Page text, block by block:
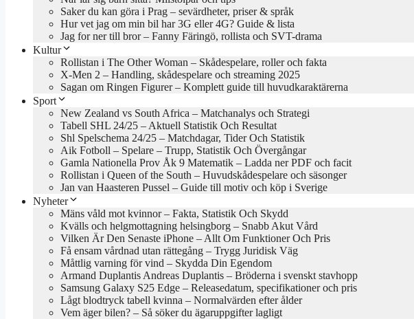
Saker du kan göra i Prag – sevärdheter, priser & språk
Hur vet jag om min bil har 3G eller 4G? Guide & lista
Jag for ner till bror – Fanny Färingö, rollista och SVT-drama
Kultur
Rollistan i The Other Woman – Skådespelare, roller och fakta
X-Men 2 – Handling, skådespelare och streaming 2025
Sagan om Ringen Figurer – Komplett guide till huvudkaraktärerna
Sport
New Zealand vs South Africa – Matchanalys och Strategi
Tabell SHL 24/25 – Aktuell Statistik Och Resultat
Shl Spelschema 24/25 – Matchdagar, Tider Och Statistik
Aik Fotboll – Spelare – Trupp, Statistik Och Övergångar
Gamla Nationella Prov Åk 9 Matematik – Ladda ner PDF och facit
Rollistan i Queen of the South – Huvudskådespelare och säsonger
Jan van Haasteren Pussel – Guide till motiv och köp i Sverige
Nyheter
Mäns våld mot kvinnor – Fakta, Statistik Och Skydd
Kvälls och helgmottagning helsingborg – Snabb Akut Vård
Vilken Är Den Senaste iPhone – Allt Om Funktioner Och Pris
Få ensam vårdnad utan rättegång – Trygg Juridisk Väg
Måttlig varning för vind – Skydda Din Egendom
Armand Duplantis Andreas Duplantis – Bröderna i svenskt stavhopp
Samsung Galaxy S25 Edge – Releasedatum, specifikationer och pris
Lågt blodtryck tabell kvinna – Normalvärden efter ålder
Vem äger bilen? – Så söker du ägaruppgifter lagligt